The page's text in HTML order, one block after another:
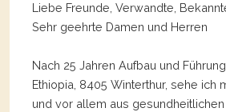
Liebe Freunde, Verwandte,
Sehr geehrte Damen und Herren
Nach 25 Jahren Aufbau und
Ethiopia, 8405 Winterthur, sehe ich
und vor allem aus gesundheitlichen